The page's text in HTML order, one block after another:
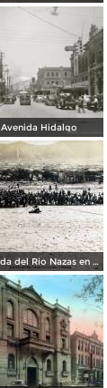
Avenida Hidalgo
Crecida del Rio Nazas en Torreón, Coahuila ( Circulada el 4 de Octubre de 1910 ).